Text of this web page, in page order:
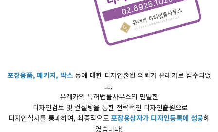
포장용품, 패키지, 박스 등에 대한 디자인출원 의뢰가 유레카로 접수되었
고,
유레카의 특허법률사무소의 면밀한
디자인검토 및 컨설팅을 통한 전략적인 디자인출원으로
디자인심사를 통과하여, 최종적으로 포장용상자가 디자인등록에 성공​하
였습니다!